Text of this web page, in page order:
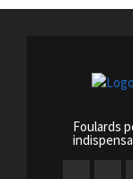
Foulards